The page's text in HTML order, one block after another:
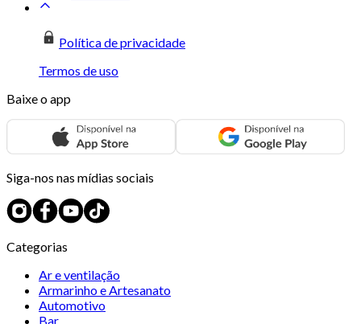
Política de privacidade
Termos de uso
Baixe o app
Siga-nos nas mídias sociais
Categorias
Ar e ventilação
Armarinho e Artesanato
Automotivo
Bar